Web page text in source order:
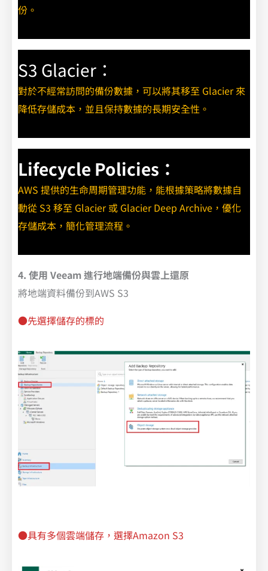
份。
S3 Glacier：
對於不經常訪問的備份數據，可以將其移至 Glacier 來
降低存儲成本，並且保持數據的長期安全性。
Lifecycle Policies：
AWS 提供的生命周期管理功能，能根據策略將數據自
動從 S3 移至 Glacier 或 Glacier Deep Archive，優化
存儲成本，簡化管理流程。
4. 使用 Veeam 進行地端備份與雲上還原
將地端資料備份到AWS S3
●先選擇儲存的標的
●具有多個雲端儲存，選擇Amazon S3